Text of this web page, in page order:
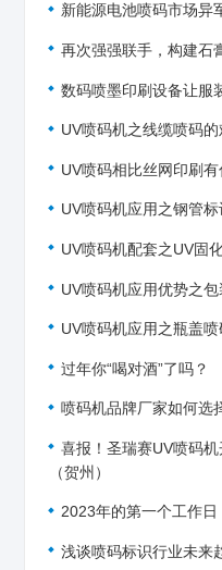
新能源电池喷码市场异
再次强强联手，构建石
数码喷墨印刷设备让服
UV喷码机之线缆喷码的
UV喷码相比丝网印刷
UV喷码机应用之钢管标
UV喷码机配套之UV固
UV喷码机应用优势之
UV喷码机应用之瓶盖喷
过年你“喝对酒”了吗？
喷码机品牌厂家如何选
喜报！圣瑞赛UV喷码
（贺州）
2023年的第一个工作日
浅谈喷码标识行业未来